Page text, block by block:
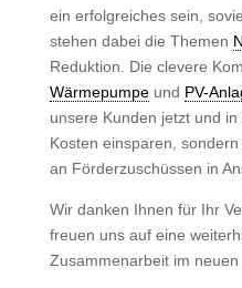
ein erfolgreiches sein,
stehen dabei die Themen
Reduktion. Die clevere
Wärmepumpeund PV-
unsere Kunden jetzt und
Kosten einsparen,
an Förderzuschüssen in
Wir danken Ihnen für Ihr
freuen uns auf eine
Zusammenarbeit im neuen